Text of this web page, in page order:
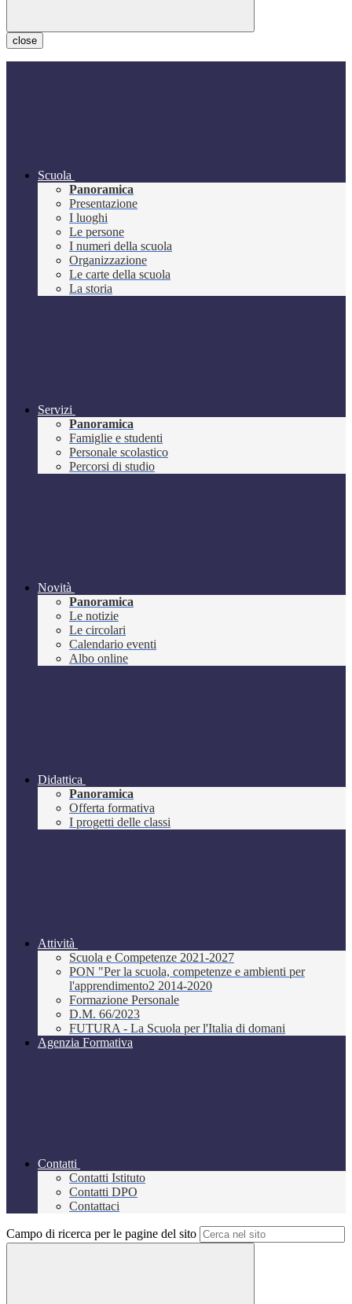
close
Scuola
Panoramica
Presentazione
I luoghi
Le persone
I numeri della scuola
Organizzazione
Le carte della scuola
La storia
Servizi
Panoramica
Famiglie e studenti
Personale scolastico
Percorsi di studio
Novità
Panoramica
Le notizie
Le circolari
Calendario eventi
Albo online
Didattica
Panoramica
Offerta formativa
I progetti delle classi
Attività
Scuola e Competenze 2021-2027
PON "Per la scuola, competenze e ambienti per
l'apprendimento2 2014-2020
Formazione Personale
D.M. 66/2023
FUTURA - La Scuola per l'Italia di domani
Agenzia Formativa
Contatti
Contatti Istituto
Contatti DPO
Contattaci
Campo di ricerca per le pagine del sito